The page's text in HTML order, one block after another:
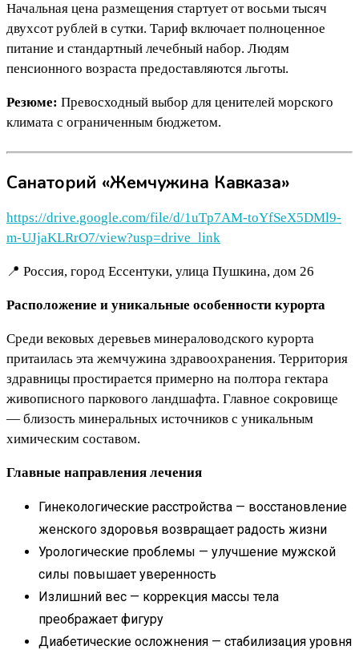
Начальная цена размещения стартует от восьми тысяч
двухсот рублей в сутки. Тариф включает полноценное
питание и стандартный лечебный набор. Людям
пенсионного возраста предоставляются льготы.
Резюме: Превосходный выбор для ценителей морского
климата с ограниченным бюджетом.
Санаторий «Жемчужина Кавказа»
https://drive.google.com/file/d/1uTp7AM-toYfSeX5DMl9-
m-UJjaKLRrO7/view?usp=drive_link
📍 Россия, город Ессентуки, улица Пушкина, дом 26
Расположение и уникальные особенности курорта
Среди вековых деревьев минераловодского курорта
притаилась эта жемчужина здравоохранения. Территория
здравницы простирается примерно на полтора гектара
живописного паркового ландшафта. Главное сокровище
— близость минеральных источников с уникальным
химическим составом.
Главные направления лечения
Гинекологические расстройства — восстановление
женского здоровья возвращает радость жизни
Урологические проблемы — улучшение мужской
силы повышает уверенность
Излишний вес — коррекция массы тела
преображает фигуру
Диабетические осложнения — стабилизация уровня